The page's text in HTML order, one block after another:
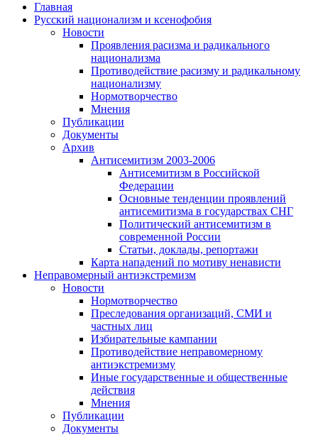
Главная
Русский национализм и ксенофобия
Новости
Проявления расизма и радикального
национализма
Противодействие расизму и радикальному
национализму
Нормотворчество
Мнения
Публикации
Документы
Архив
Антисемитизм 2003-2006
Антисемитизм в Российской
Федерации
Основные тенденции проявлений
антисемитизма в государствах СНГ
Политический антисемитизм в
современной России
Статьи, доклады, репортажи
Карта нападений по мотиву ненависти
Неправомерный антиэкстремизм
Новости
Нормотворчество
Преследования организаций, СМИ и
частных лиц
Избирательные кампании
Противодействие неправомерному
антиэкстремизму
Иные государственные и общественные
действия
Мнения
Публикации
Документы